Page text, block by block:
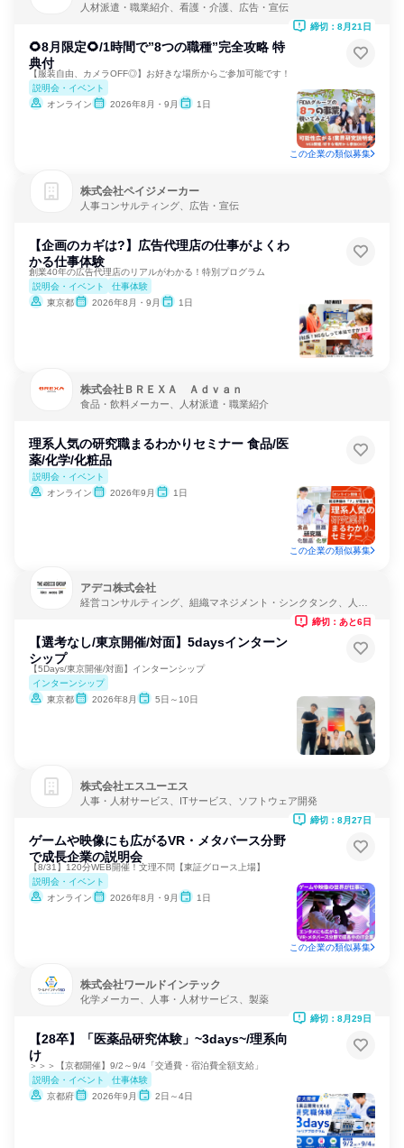
人材派遣・職業紹介、看護・介護、広告・宣伝
🌻8月限定🌻/1時間で”8つの職種”完全攻略 特
典付
【服装自由、カメラOFF◎】お好きな場所からご参加可能です！
説明会・イベント
オンライン
2026年8月・9月 1日
締切：8月21日
この企業の類似募集
株式会社ペイジメーカー
人事コンサルティング、広告・宣伝
【企画のカギは?】広告代理店の仕事がよくわ
かる仕事体験
創業40年の広告代理店のリアルがわかる！特別プログラム
説明会・イベント
仕事体験
東京都
2026年8月・9月 1日
株式会社ＢＲＥＸＡ Ａｄｖａｎ
食品・飲料メーカー、人材派遣・職業紹介
理系人気の研究職まるわかりセミナー 食品/医
薬/化学/化粧品
説明会・イベント
オンライン
2026年9月 1日
この企業の類似募集
アデコ株式会社
経営コンサルティング、組織マネジメント・シンクタンク、人
【選考なし/東京開催/対面】5daysインターン
シップ
【5Days/東京開催/対面】インターンシップ
インターンシップ
東京都
2026年8月 5日～10日
締切：あと6日
株式会社エスユーエス
人事・人材サービス、ITサービス、ソフトウェア開発
ゲームや映像にも広がるVR・メタバース分野
で成長企業の説明会
【8/31】120分WEB開催！文理不問【東証グロース上場】
説明会・イベント
オンライン
2026年8月・9月 1日
締切：8月27日
この企業の類似募集
株式会社ワールドインテック
化学メーカー、人事・人材サービス、製薬
【28卒】「医薬品研究体験」~3days~/理系向
け
＞＞＞【京都開催】9/2～9/4「交通費・宿泊費全額支給」
説明会・イベント
仕事体験
京都府
2026年9月 2日～4日
締切：8月29日